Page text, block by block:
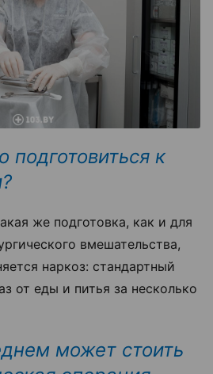
подготовиться к
же подготовка, как и для
вмешательства,
наркоз: стандартный
от еды и питья за несколько
может стоить